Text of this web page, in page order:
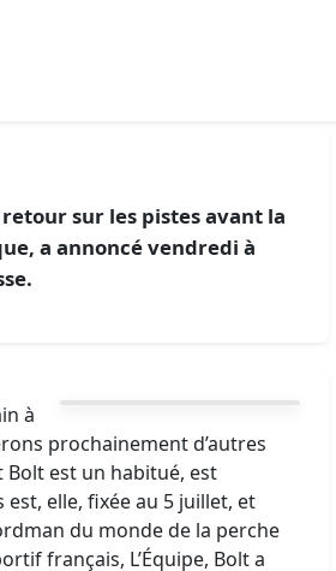
sur les pistes avant la
a annoncé vendredi à
à
prochainement d’autres
Bolt est un habitué, est
elle, fixée au 5 juillet, et
du monde de la perche
français, L’Équipe, Bolt a